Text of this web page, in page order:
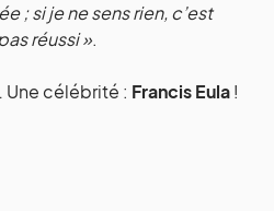
; si je ne sens rien, c’est
réussi ».
Une célébrité : Francis Eula!